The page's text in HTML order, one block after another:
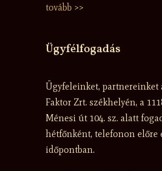
tovább >>
Ügyfélfogadás
Ügyfeleinket, partnereinket
Faktor Zrt. székhelyén, a
Ménesi út 104. sz. alatt
hétfőnként, telefonon előre
időpontban.